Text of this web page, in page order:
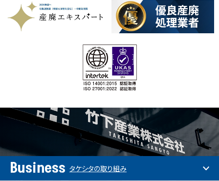
Business タケシタの取り組み